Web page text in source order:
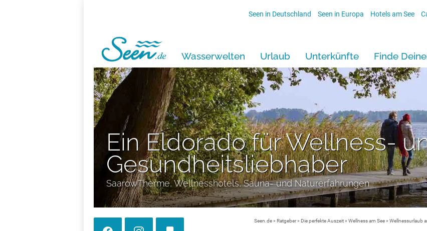
Seen in Deutschland Seen in Europa Hotels am See
Wasserwelten Urlaub Unterkünfte Finde
Ein Eldorado für Wellness-
Gesundheitsliebhaber
SaarowTherme, Wellnesshotels, Sauna- und Naturerfahrungen
Seen.de» Ratgeber» Die perfekte Auszeit» Wellness am See» Wellnessurlaub